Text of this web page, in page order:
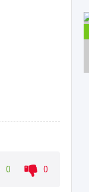
0 0